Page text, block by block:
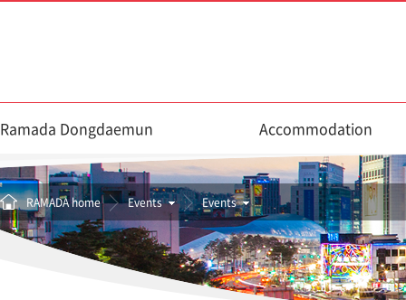
Ramada Dongdaemun Accommodation
RAMADA home Events Events